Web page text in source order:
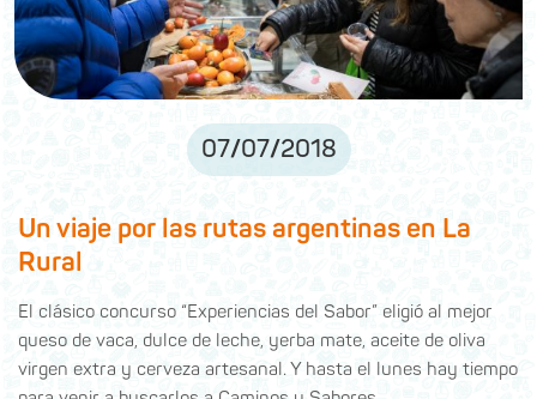
07/07/2018
Un viaje por las rutas argentinas en La
Rural
El clásico concurso “Experiencias del Sabor” eligió al mejor
queso de vaca, dulce de leche, yerba mate, aceite de oliva
virgen extra y cerveza artesanal. Y hasta el lunes hay tiempo